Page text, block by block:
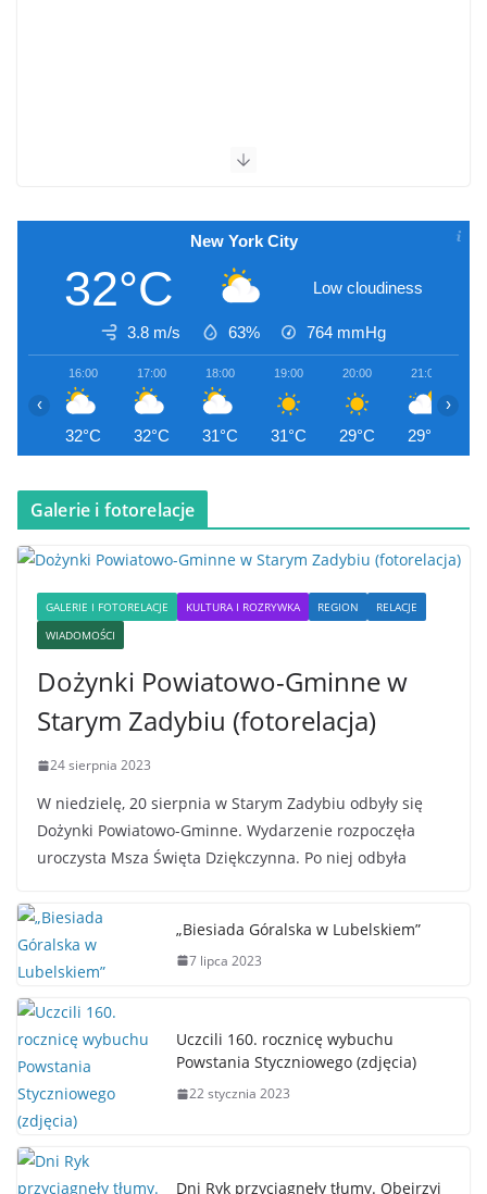
New York City
32°C Low cloudiness
3.8 m/s 63% 764 mmHg
16:00
32°C
17:00
32°C
18:00
31°C
19:00
31°C
20:00
29°C
21:00
29°C
‹ ›
Galerie i fotorelacje
GALERIE I FOTORELACJE KULTURA I ROZRYWKA REGION
RELACJE
WIADOMOŚCI
Dożynki Powiatowo-Gminne w
Starym Zadybiu (fotorelacja)
24 sierpnia 2023
W niedzielę, 20 sierpnia w Starym Zadybiu odbyły się
Dożynki Powiatowo-Gminne. Wydarzenie rozpoczęła
uroczysta Msza Święta Dziękczynna. Po niej odbyła
„Biesiada Góralska w Lubelskiem”
7 lipca 2023
Uczcili 160. rocznicę wybuchu
Powstania Styczniowego (zdjęcia)
22 stycznia 2023
Dni Ryk przyciągnęły tłumy. Obejrzyj